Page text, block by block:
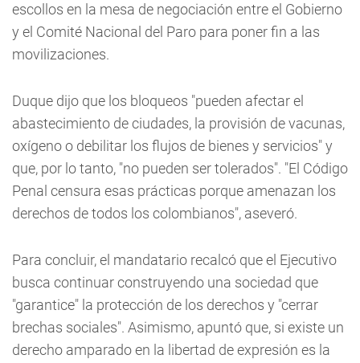
escollos en la mesa de negociación entre el Gobierno
y el Comité Nacional del Paro para poner fin a las
movilizaciones.
Duque dijo que los bloqueos "pueden afectar el
abastecimiento de ciudades, la provisión de vacunas,
oxígeno o debilitar los flujos de bienes y servicios" y
que, por lo tanto, "no pueden ser tolerados". "El Código
Penal censura esas prácticas porque amenazan los
derechos de todos los colombianos", aseveró.
Para concluir, el mandatario recalcó que el Ejecutivo
busca continuar construyendo una sociedad que
"garantice" la protección de los derechos y "cerrar
brechas sociales". Asimismo, apuntó que, si existe un
derecho amparado en la libertad de expresión es la